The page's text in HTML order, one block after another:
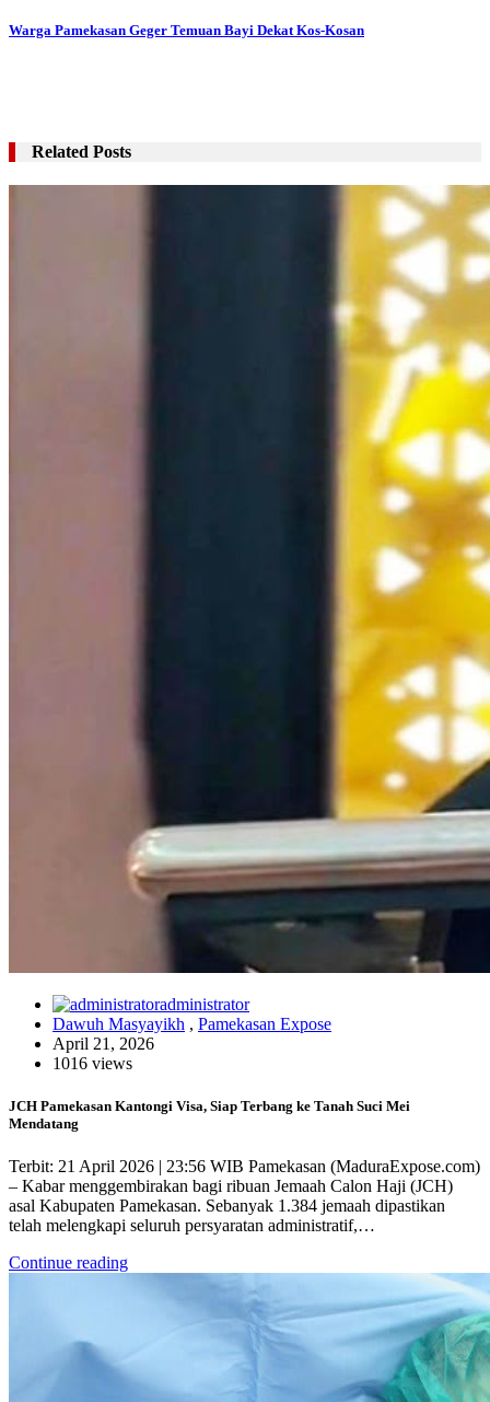
pos
Warga Pamekasan Geger Temuan Bayi Dekat Kos-Kosan
Related Posts
administrator
Dawuh Masyayikh , Pamekasan Expose
April 21, 2026
1016 views
JCH Pamekasan Kantongi Visa, Siap Terbang ke Tanah Suci Mei
Mendatang
Terbit: 21 April 2026 | 23:56 WIB Pamekasan (MaduraExpose.com)
– Kabar menggembirakan bagi ribuan Jemaah Calon Haji (JCH)
asal Kabupaten Pamekasan. Sebanyak 1.384 jemaah dipastikan
telah melengkapi seluruh persyaratan administratif,…
Continue reading